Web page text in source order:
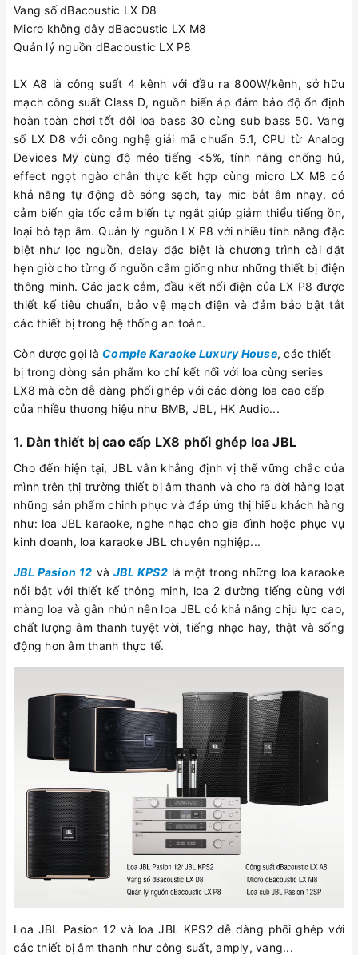
Vang số dBacoustic LX D8
Micro không dây dBacoustic LX M8
Quản lý nguồn dBacoustic LX P8
LX A8 là công suất 4 kênh với đầu ra 800W/kênh, sở hữu
mạch công suất Class D, nguồn biến áp đảm bảo độ ổn định
hoàn toàn chơi tốt đôi loa bass 30 cùng sub bass 50. Vang
số LX D8 với công nghệ giải mã chuẩn 5.1, CPU từ Analog
Devices Mỹ cùng độ méo tiếng <5%, tính năng chống hú,
effect ngọt ngào chân thực kết hợp cùng micro LX M8 có
khả năng tự động dò sóng sạch, tay mic bắt âm nhạy, có
cảm biến gia tốc cảm biến tự ngắt giúp giảm thiểu tiếng ồn,
loại bỏ tạp âm. Quản lý nguồn LX P8 với nhiều tính năng đặc
biệt như lọc nguồn, delay đặc biệt là chương trình cài đặt
hẹn giờ cho từng ổ nguồn cắm giống như những thiết bị điện
thông minh. Các jack cắm, đầu kết nối điện của LX P8 được
thiết kế tiêu chuẩn, bảo vệ mạch điện và đảm bảo bật tắt
các thiết bị trong hệ thống an toàn.
Còn được gọi là Comple Karaoke Luxury House, các thiết
bị trong dòng sản phẩm ko chỉ kết nối với loa cùng series
LX8 mà còn dễ dàng phối ghép với các dòng loa cao cấp
của nhiều thương hiệu như BMB, JBL, HK Audio...
1. Dàn thiết bị cao cấp LX8 phối ghép loa JBL
Cho đến hiện tại, JBL vẫn khẳng định vị thế vững chắc của
mình trên thị trường thiết bị âm thanh và cho ra đời hàng loạt
những sản phẩm chinh phục và đáp ứng thị hiếu khách hàng
như: loa JBL karaoke, nghe nhạc cho gia đình hoặc phục vụ
kinh doanh, loa karaoke JBL chuyên nghiệp...
JBL Pasion 12 vàJBL KPS2là một trong những loa karaoke
nổi bật với thiết kế thông minh, loa 2 đường tiếng cùng với
màng loa và gân nhún nên loa JBL có khả năng chịu lực cao,
chất lượng âm thanh tuyệt vời, tiếng nhạc hay, thật và sống
động hơn âm thanh thực tế.
Loa JBL Pasion 12 và loa JBL KPS2 dễ dàng phối ghép với
các thiết bị âm thanh như công suất, amply, vang...